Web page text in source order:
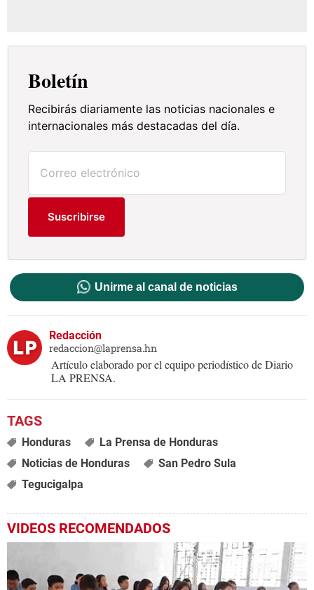
Boletín
Recibirás diariamente las noticias nacionales e
internacionales más destacadas del día.
Suscribirse
Unirme al canal de noticias
Redacción
redaccion@laprensa.hn
Artículo elaborado por el equipo periodístico de Diario
LA PRENSA.
Honduras
La Prensa de Honduras
Noticias de Honduras
San Pedro Sula
Tegucigalpa
VIDEOS RECOMENDADOS